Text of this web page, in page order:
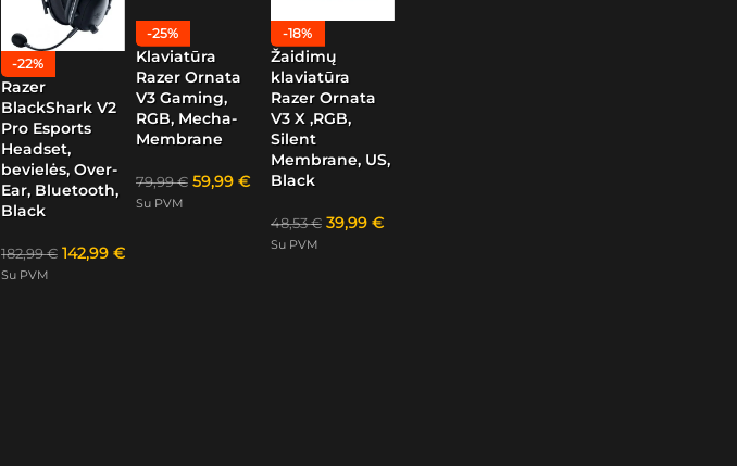
-22%
Razer
BlackShark V2
Pro Esports
Headset,
bevielės, Over-
Ear, Bluetooth,
Black
182,99€ 142,99 €
Su PVM
-25%
Klaviatūra
Razer Ornata
V3 Gaming,
RGB, Mecha-
Membrane
79,99€ 59,99 €
Su PVM
-18%
Žaidimų
klaviatūra
Razer Ornata
V3 X ,RGB,
Silent
Membrane, US,
Black
48,53€ 39,99 €
Su PVM